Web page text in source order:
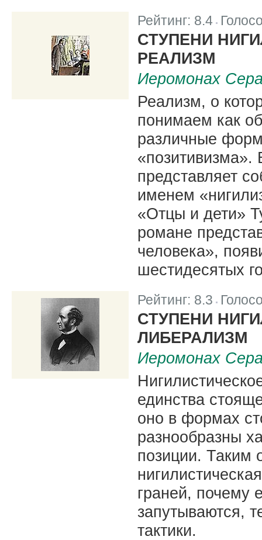
Рейтинг: 8.4 |
СТУПЕНИ
РЕАЛИЗМ
Иеромонах
Реализм, о
понимаем как
различные
представляет
именем
«Отцы и дети»
романе
человека»,
шестидесятых
Рейтинг: 8.3 |
СТУПЕНИ
ЛИБЕРАЛИЗМ
Иеромонах
единства
оно в формах
разнообразны
позиции. Таким
граней, почему
запутываются,
тактики.